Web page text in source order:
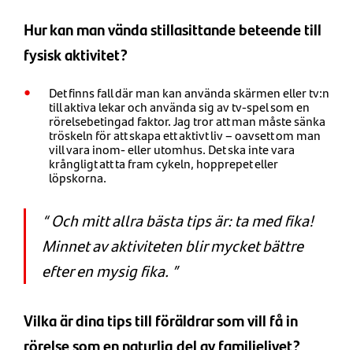
Hur kan man vända stillasittande beteende till
fysisk aktivitet?
Det finns fall där man kan använda skärmen eller tv:n
till aktiva lekar och använda sig av tv-spel som en
rörelsebetingad faktor. Jag tror att man måste sänka
tröskeln för att skapa ett aktivt liv – oavsett om man
vill vara inom- eller utomhus. Det ska inte vara
krångligt att ta fram cykeln, hopprepet eller
löpskorna.
Och mitt allra bästa tips är: ta med fika!
Minnet av aktiviteten blir mycket bättre
efter en mysig fika.
Vilka är dina tips till föräldrar som vill få in
rörelse som en naturlig del av familjelivet?